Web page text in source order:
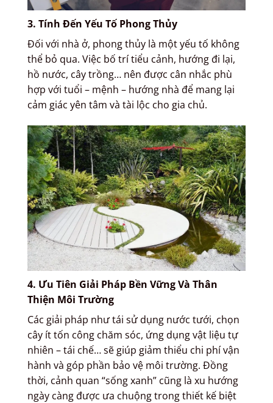
3. Tính Đến Yếu Tố Phong Thủy
Đối với nhà ở, phong thủy là một yếu tố không
thể bỏ qua. Việc bố trí tiểu cảnh, hướng đi lại,
hồ nước, cây trồng… nên được cân nhắc phù
hợp với tuổi – mệnh – hướng nhà để mang lại
cảm giác yên tâm và tài lộc cho gia chủ.
4. Ưu Tiên Giải Pháp Bền Vững Và Thân
Thiện Môi Trường
Các giải pháp như tái sử dụng nước tưới, chọn
cây ít tốn công chăm sóc, ứng dụng vật liệu tự
nhiên – tái chế… sẽ giúp giảm thiểu chi phí vận
hành và góp phần bảo vệ môi trường. Đồng
thời, cảnh quan “sống xanh” cũng là xu hướng
ngày càng được ưa chuộng trong thiết kế biệt